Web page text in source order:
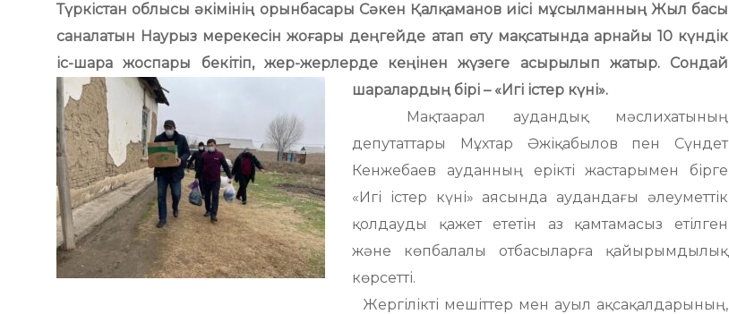
Түркістан облысы әкімінің орынбасары Сәкен Қалқаманов иісі мұсылманның Жыл басы
саналатын Наурыз мерекесін жоғары деңгейде атап өту мақсатында арнайы 10 күндік
іс-шара жоспары бекітіп, жер-жерлерде кеңінен жүзеге асырылып жатыр. Сондай
шаралардың бірі – «Игі істер күні».
Мақтаарал аудандық мәслихатының
депутаттары Мұхтар Әжіқабылов пен Сүндет
Кенжебаев ауданның ерікті жастарымен бірге
«Игі істер күні» аясында аудандағы әлеуметтік
қолдауды қажет ететін аз қамтамасыз етілген
және көпбалалы отбасыларға қайырымдылық
көрсетті.
Жергілікті мешіттер мен ауыл ақсақалдарының,